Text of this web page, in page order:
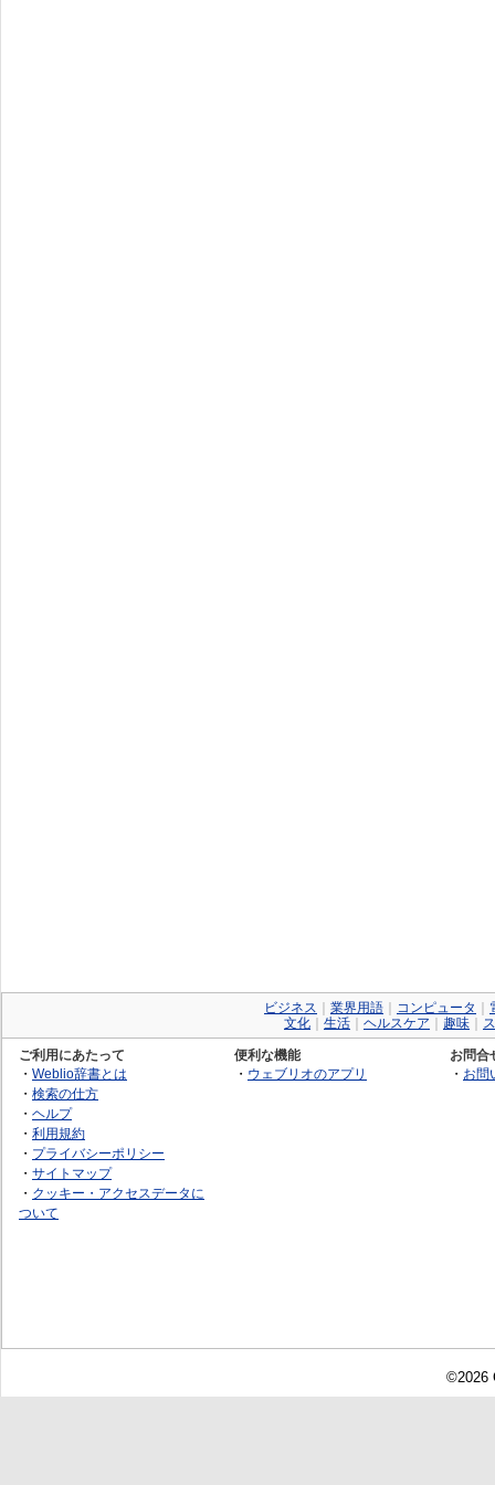
ビジネス 業界用語 コンピュータ
文化
生活 ヘルスケア 趣味
ご利用にあたって
・ Weblio辞書とは
・ 検索の仕方
・ ヘルプ
・ 利用規約
・ プライバシーポリシー
・ サイトマップ
・ クッキー・アクセスデータに
ついて
便利な機能
・ ウェブリオのアプリ
お問合
・ お問
©2026